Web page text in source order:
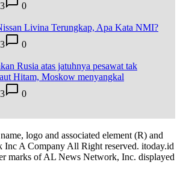
0
Livina Terungkap, Apa Kata NMI?
0
Rusia atas jatuhnya pesawat tak
Hitam, Moskow menyangkal
0
logo and associated element (R) and
A Company All Right reserved. itoday.id
marks of AL News Network, Inc. displayed